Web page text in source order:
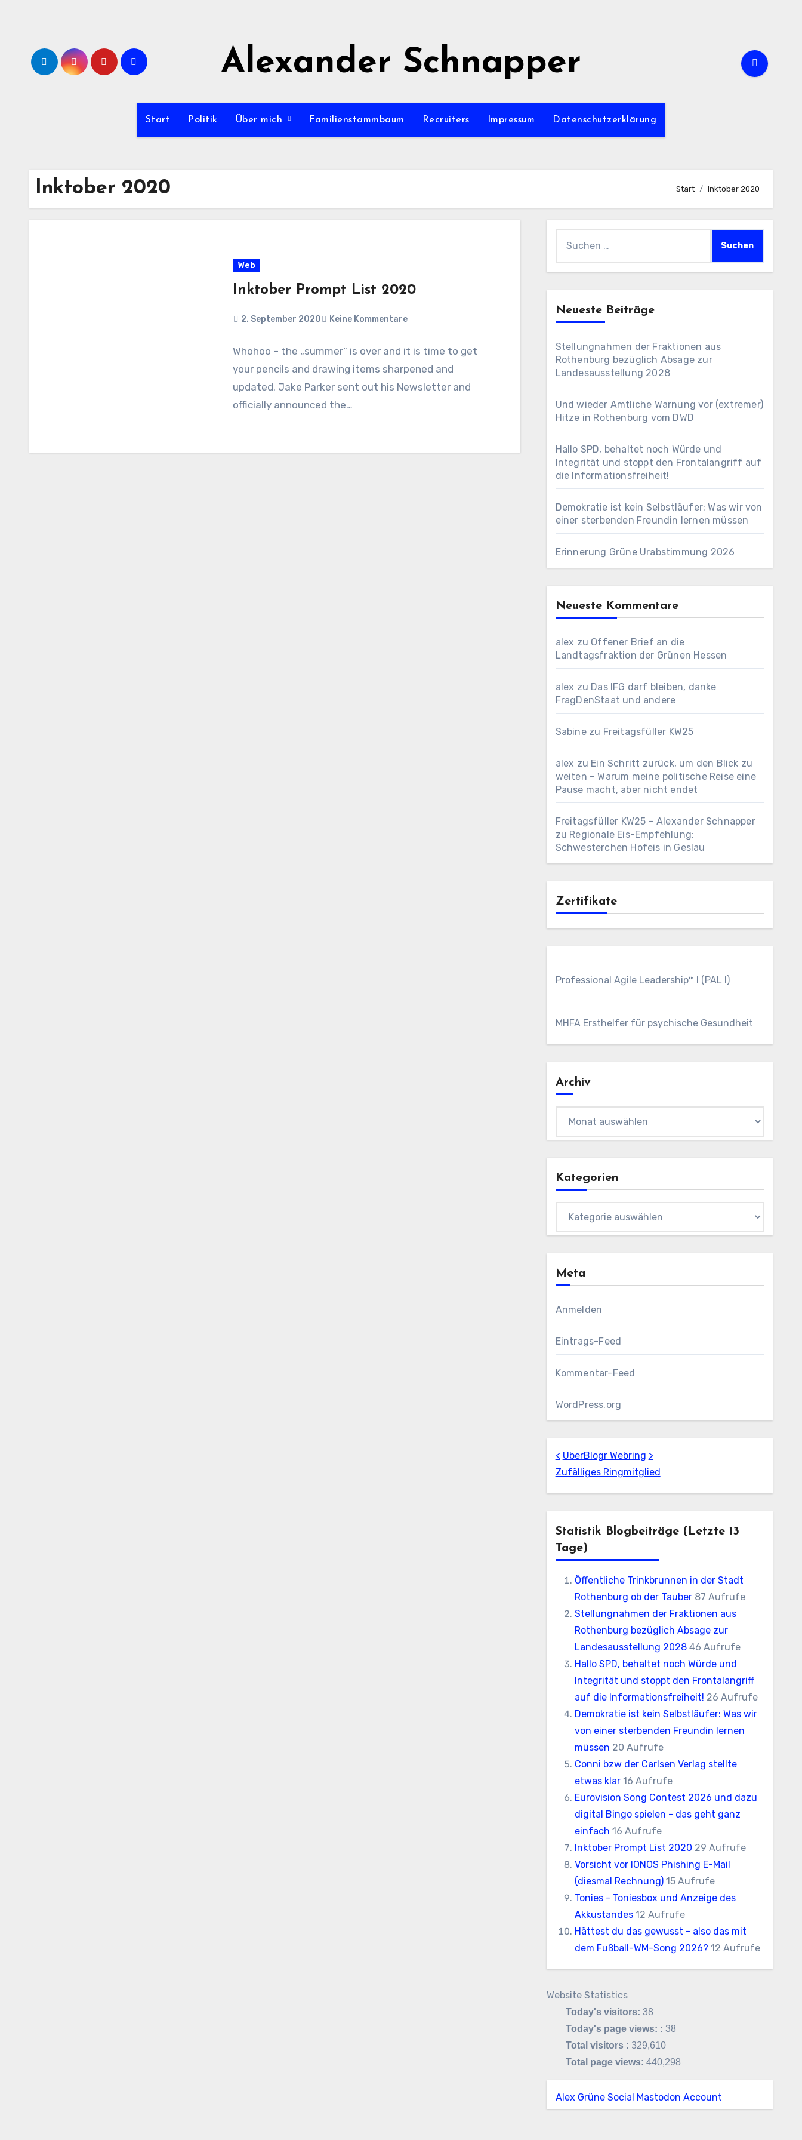
Alexander Schnapper
Start Politik Über mich Familienstammbaum Recruiters Impressum Datenschutzerklärung
Inktober 2020 Start Inktober 2020
Web
Inktober Prompt List 2020
2. September 2020 Keine Kommentare
Whohoo – the „summer“ is over and it is time to get
your pencils and drawing items sharpened and
updated. Jake Parker sent out his Newsletter and
officially announced the…
nach:
Neueste Beiträge
Stellungnahmen der Fraktionen aus
Rothenburg bezüglich Absage zur
Landesausstellung 2028
Und wieder Amtliche Warnung vor (extremer)
Hitze in Rothenburg vom DWD
Hallo SPD, behaltet noch Würde und
Integrität und stoppt den Frontalangriff auf
die Informationsfreiheit!
Demokratie ist kein Selbstläufer: Was wir von
einer sterbenden Freundin lernen müssen
Erinnerung Grüne Urabstimmung 2026
Neueste Kommentare
alex zu Offener Brief an die
Landtagsfraktion der Grünen Hessen
alex zu Das IFG darf bleiben, danke
FragDenStaat und andere
Sabinezu Freitagsfüller KW25
alex zu Ein Schritt zurück, um den Blick zu
weiten – Warum meine politische Reise eine
Pause macht, aber nicht endet
Freitagsfüller KW25 – Alexander Schnapper
zu Regionale Eis-Empfehlung:
Schwesterchen Hofeis in Geslau
Zertifikate
Professional Agile Leadership™ I (PAL I)
MHFA Ersthelfer für psychische Gesundheit
Archiv
Kategorien
Meta
Anmelden
Eintrags-Feed
Kommentar-Feed
WordPress.org
< UberBlogr Webring >
Zufälliges Ringmitglied
Statistik Blogbeiträge (letzte 13
Tage)
Öffentliche Trinkbrunnen in der Stadt
Rothenburg ob der Tauber 87 Aufrufe
Stellungnahmen der Fraktionen aus
Rothenburg bezüglich Absage zur
Landesausstellung 2028 46 Aufrufe
Hallo SPD, behaltet noch Würde und
Integrität und stoppt den Frontalangriff
auf die Informationsfreiheit! 26 Aufrufe
Demokratie ist kein Selbstläufer: Was wir
von einer sterbenden Freundin lernen
müssen 20 Aufrufe
Conni bzw der Carlsen Verlag stellte
etwas klar 16 Aufrufe
Eurovision Song Contest 2026 und dazu
digital Bingo spielen - das geht ganz
einfach 16 Aufrufe
Inktober Prompt List 2020 29 Aufrufe
Vorsicht vor IONOS Phishing E-Mail
(diesmal Rechnung) 15 Aufrufe
Tonies - Toniesbox und Anzeige des
Akkustandes 12 Aufrufe
Hättest du das gewusst - also das mit
dem Fußball-WM-Song 2026? 12 Aufrufe
Website Statistics
Today's visitors: 38
Today's page views: : 38
Total visitors : 329,610
Total page views: 440,298
Alex Grüne Social Mastodon Account